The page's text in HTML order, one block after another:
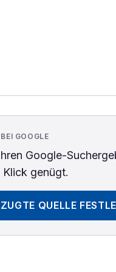
GOOGLE
Google-
genügt.
QUELLE